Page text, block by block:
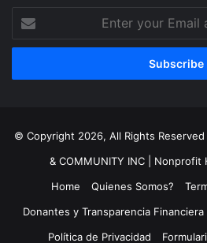
Enter
your
Email
© Copyright 2026, All Rights
& COMMUNITY INC
| Nonprofit
Home
Quienes Somos?
Donantes y Transparencia Financiera
Política de Privacidad